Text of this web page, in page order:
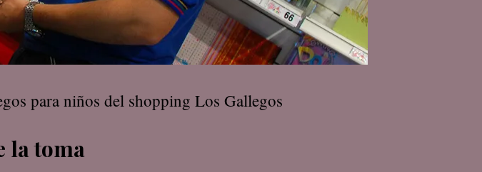
para niños del shopping Los Gallegos
la toma